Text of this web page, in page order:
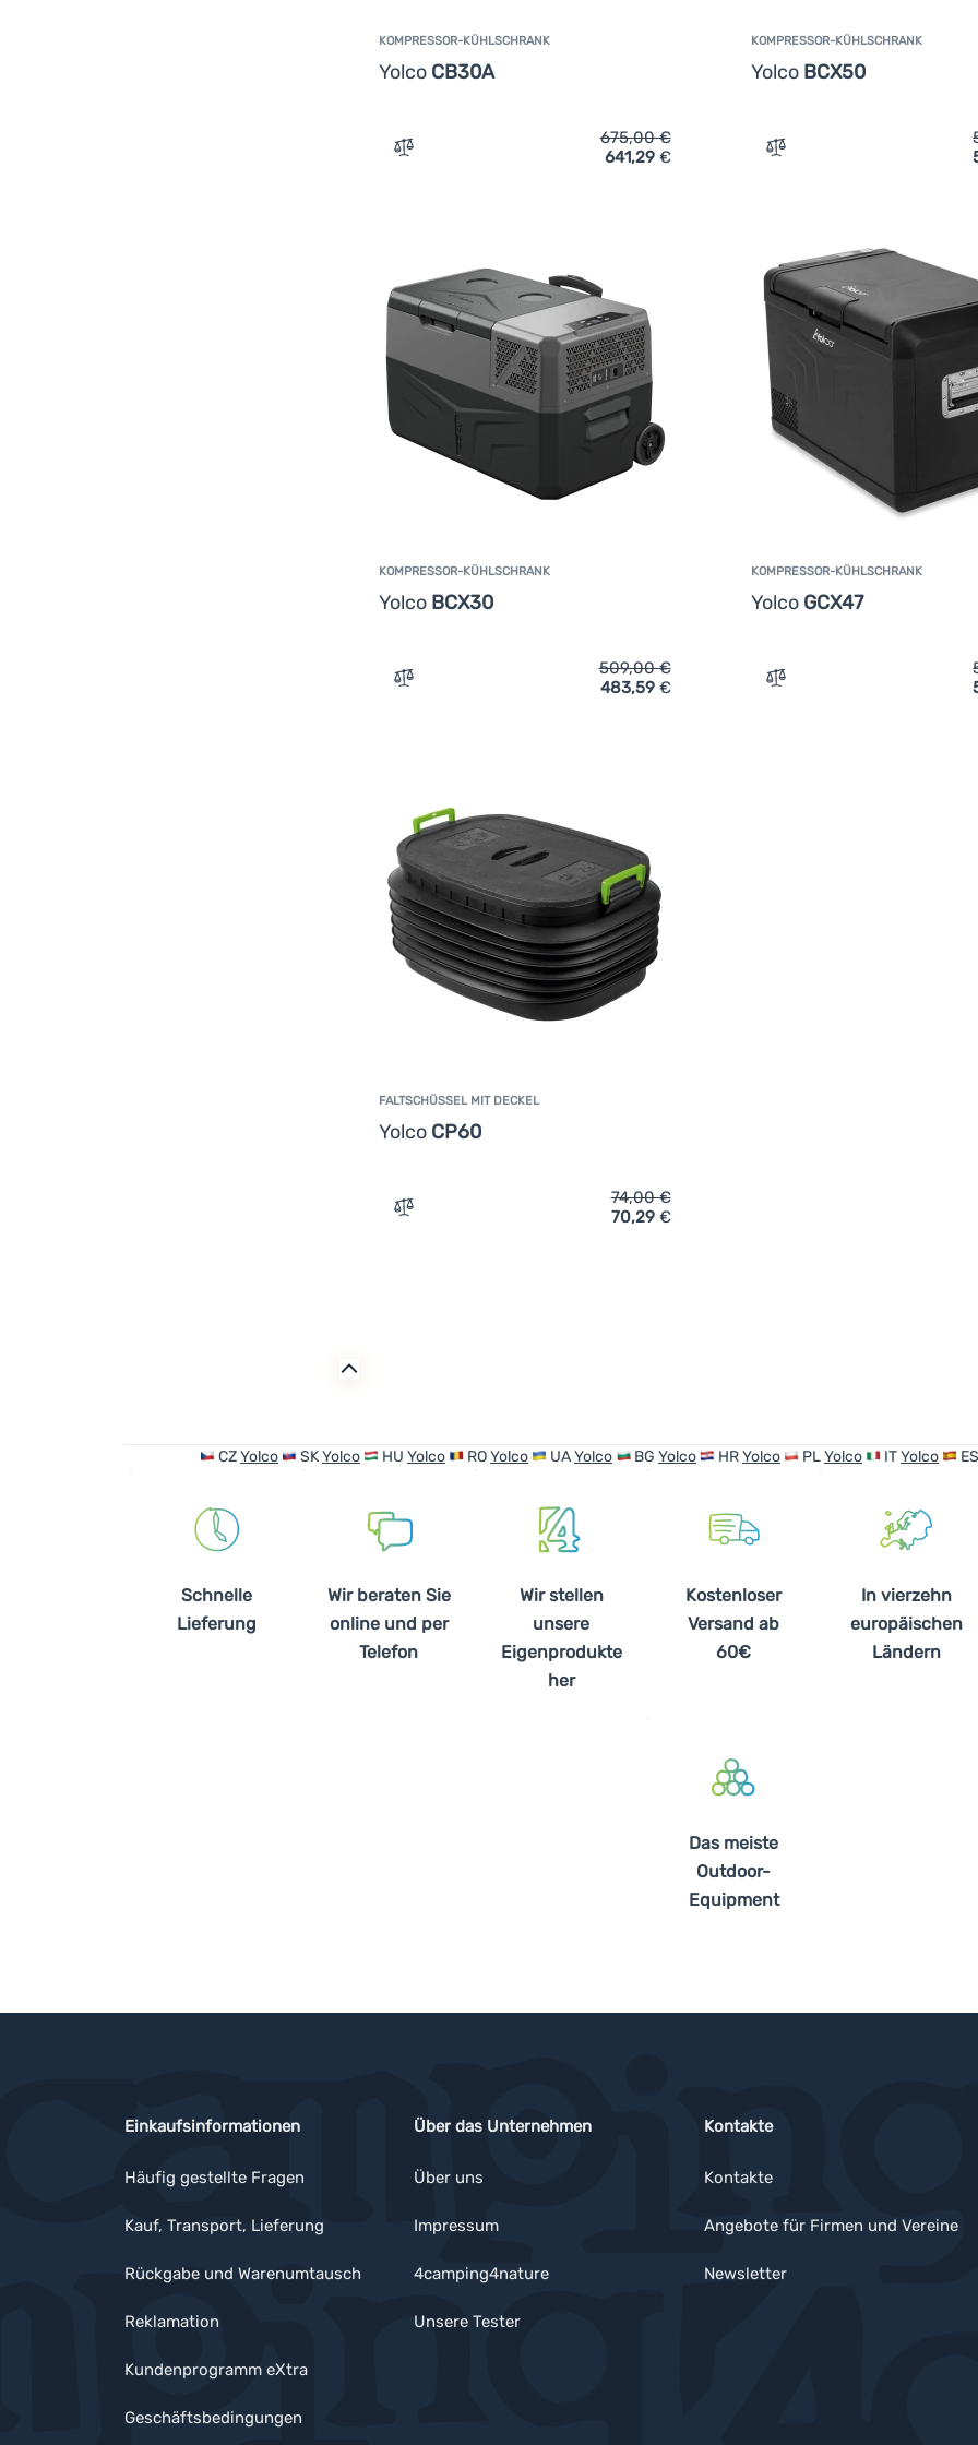
KOMPRESSOR-KÜHLSCHRANK
Yolco CB30A
Zum Vergleich 'Kompressor-Kühlschrank Yolco CB30A' hinzufügen
675,00€
641,29 €
KOMPRESSOR-KÜHLSCHRANK
Yolco BCX50
Zum Vergleich
KOMPRESSOR-KÜHLSCHRANK
Yolco BCX30
Zum Vergleich 'Kompressor-Kühlschrank Yolco BCX30' hinzufügen
509,00€
483,59 €
KOMPRESSOR-KÜHLSCHRANK
Yolco GCX47
Zum Vergleich
FALTSCHÜSSEL MIT DECKEL
Yolco CP60
Zum Vergleich 'Faltschüssel mit Deckel Yolco CP60' hinzufügen
74,00€
70,29 €
CZYolco SKYolco HU Yolco ROYolco UAYolco BG Yolco HRYolco PLYolco ITYolco ES
Schnelle
Lieferung
Wir beraten Sie
online und per
Telefon
Wir stellen
unsere
Eigenprodukte
her
Kostenloser
Versand ab
60€
In vierzehn
europäischen
Ländern
Das meiste
Outdoor-
Equipment
Einkaufsinformationen
Häufig gestellte Fragen
Kauf, Transport, Lieferung
Rückgabe und Warenumtausch
Reklamation
Kundenprogramm eXtra
Geschäftsbedingungen
Über das Unternehmen
Über uns
Impressum
4camping4nature
Unsere Tester
Kontakte
Kontakte
Angebote für Firmen und Vereine
Newsletter